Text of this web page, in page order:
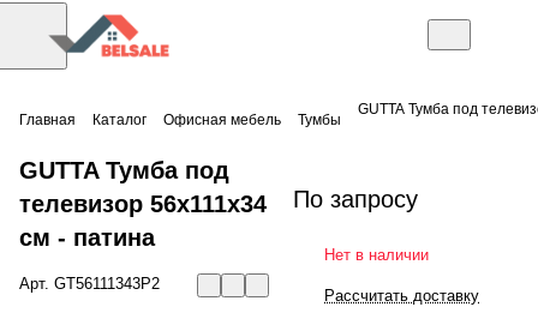
Главная Каталог Офисная мебель Тумбы
GUTTA Тумба под
GUTTA Тумба под
телевизор 56х111х34
см - патина
Арт. GT56111343P2
По запросу
Нет в наличии
Рассчитать доставку